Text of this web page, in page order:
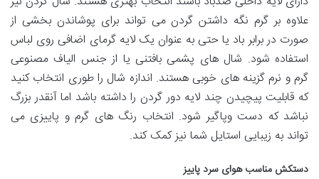
علاوه بر گرم نگه داشتن گردن می تواند برای پوشاندن بخشی از
صورت در برابر باد یا حتی به عنوان یک لایه گرمای اضافی روی لباس
استفاده شود. شال های پشمی بافتنی یا از جنس الیاف مصنوعی
گرم و نرم گزینه های خوبی هستند. اندازه شال را طوری انتخاب کنید
که قابلیت پیچیدن چند لایه دور گردن را داشته باشد اما آنقدر بزرگ
نباشد که دست وپاگیر شود. انتخاب رنگ های گرم و پاییزی می
تواند به زیبایی استایل شما نیز کمک کند.
دستکش مناسب هوای سرد پاییز